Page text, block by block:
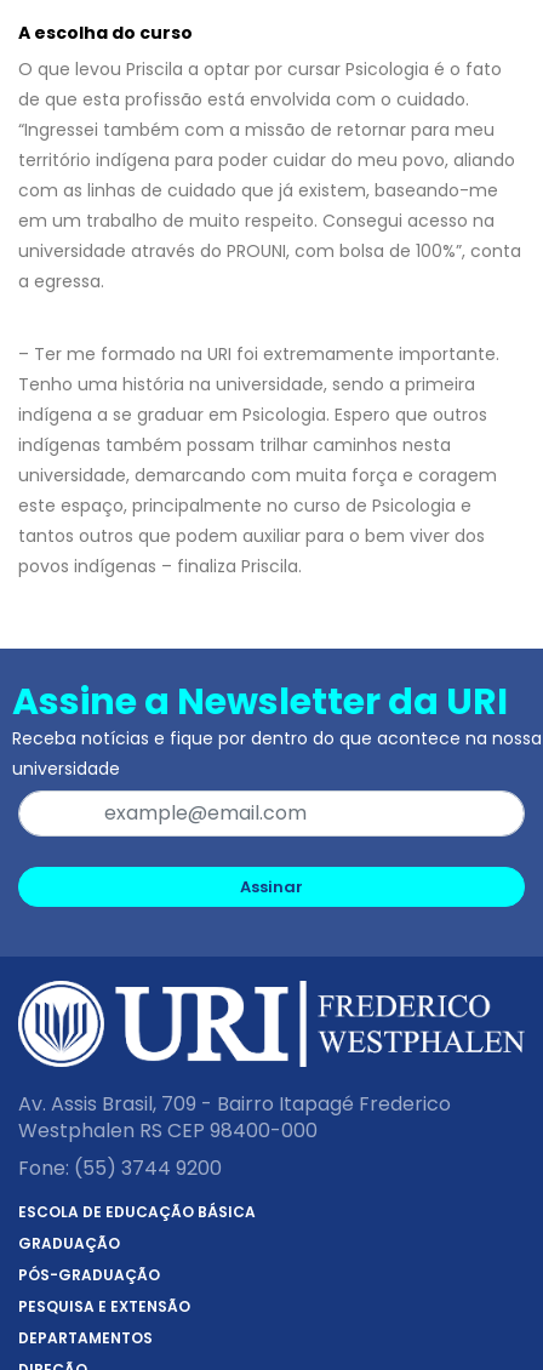
A escolha do curso
O que levou Priscila a optar por cursar Psicologia é o fato
de que esta profissão está envolvida com o cuidado.
“Ingressei também com a missão de retornar para meu
território indígena para poder cuidar do meu povo, aliando
com as linhas de cuidado que já existem, baseando-me
em um trabalho de muito respeito. Consegui acesso na
universidade através do PROUNI, com bolsa de 100%”, conta
a egressa.
– Ter me formado na URI foi extremamente importante.
Tenho uma história na universidade, sendo a primeira
indígena a se graduar em Psicologia. Espero que outros
indígenas também possam trilhar caminhos nesta
universidade, demarcando com muita força e coragem
este espaço, principalmente no curso de Psicologia e
tantos outros que podem auxiliar para o bem viver dos
povos indígenas – finaliza Priscila.
Assine a Newsletter da URI
Receba notícias e fique por dentro do que acontece na nossa
universidade
Assinar
Av. Assis Brasil, 709 - Bairro Itapagé Frederico
Westphalen RS CEP 98400-000
Fone: (55) 3744 9200
ESCOLA DE EDUCAÇÃO BÁSICA
GRADUAÇÃO
PÓS-GRADUAÇÃO
PESQUISA E EXTENSÃO
DEPARTAMENTOS